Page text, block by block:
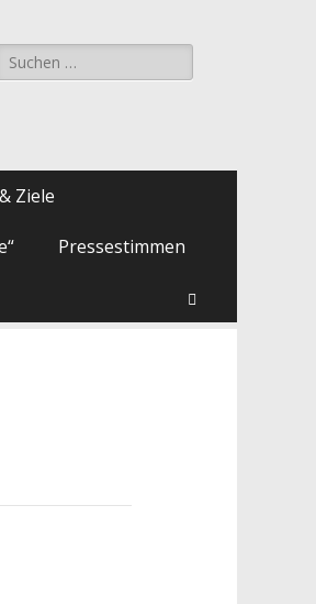
Suche
nach:
Ziele
Pressestimmen